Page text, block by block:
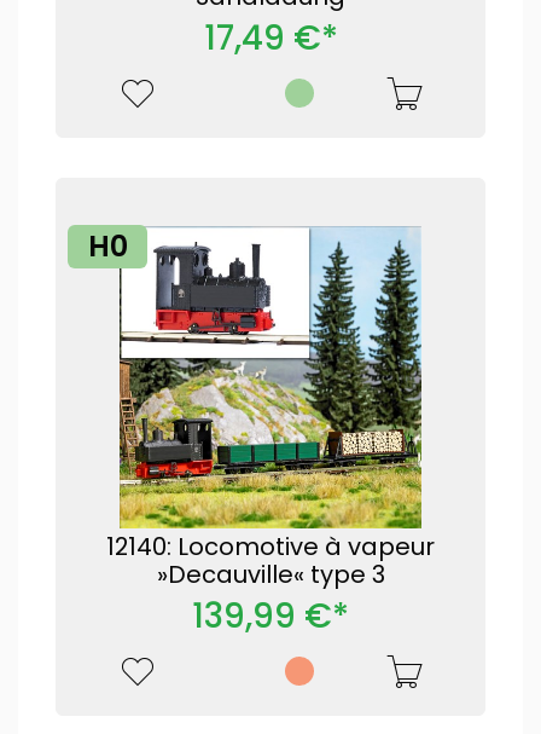
17,49 €*
H0
12140: Locomotive à vapeur
»Decauville« type 3
139,99 €*